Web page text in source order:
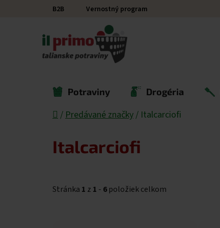
Prejsť na obsahB2B Vernostný program
Potraviny Drogéria
Domov
/ Predávané značky / Italcarciofi
Italcarciofi
Stránka 1 z 1 - 6 položiek celkom